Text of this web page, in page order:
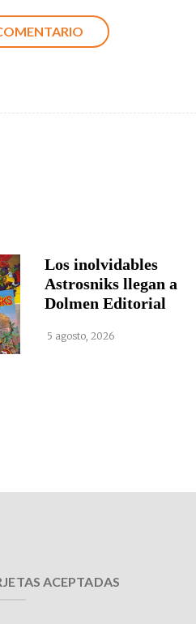
Los inolvidables
Astrosniks llegan a
Dolmen Editorial
5 agosto, 2026
ACEPTADAS